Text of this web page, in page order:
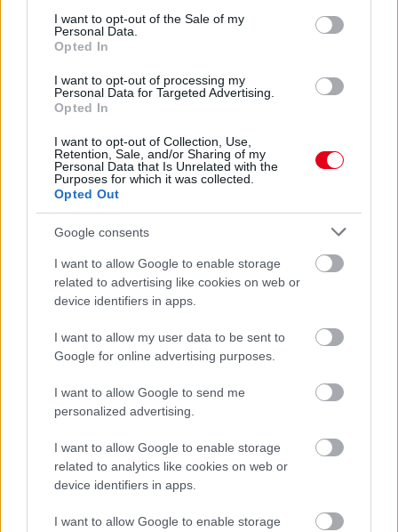
consent section.
I want to opt-out of the Sale of my
Personal Data.
Opted In
I want to opt-out of processing my
Personal Data for Targeted Advertising.
Opted In
I want to opt-out of Collection, Use,
Retention, Sale, and/or Sharing of my
Personal Data that Is Unrelated with the
Purposes for which it was collected.
Opted Out
Google consents
I want to allow Google to enable storage
related to advertising like cookies on web or
device identifiers in apps.
I want to allow my user data to be sent to
Google for online advertising purposes.
I want to allow Google to send me
personalized advertising.
I want to allow Google to enable storage
related to analytics like cookies on web or
device identifiers in apps.
I want to allow Google to enable storage
részletek
előző hírek következő hírek
Hallgasd meg a Formula Podcast
legfrissebb adását!
Kövess minket a Facebookon
Parc Fermé
7 órája
MotoGP: Bezzecchi közel egy másodpercet javított a
körrekordon